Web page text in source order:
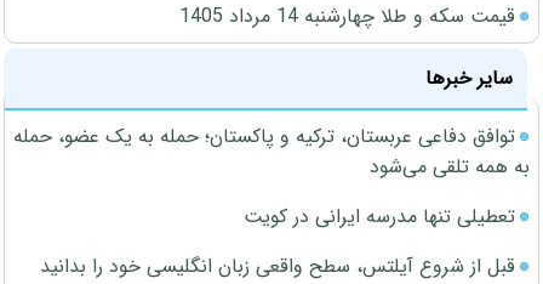
قیمت سکه و طلا چهارشنبه 14 مرداد 1405
سایر خبرها
توافق دفاعی عربستان، ترکیه و پاکستان؛ حمله به یک عضو، حمله
به همه تلقی می‌شود
تعطیلی تنها مدرسه ایرانی در کویت
قبل از شروع آیلتس، سطح واقعی زبان انگلیسی خود را بدانید